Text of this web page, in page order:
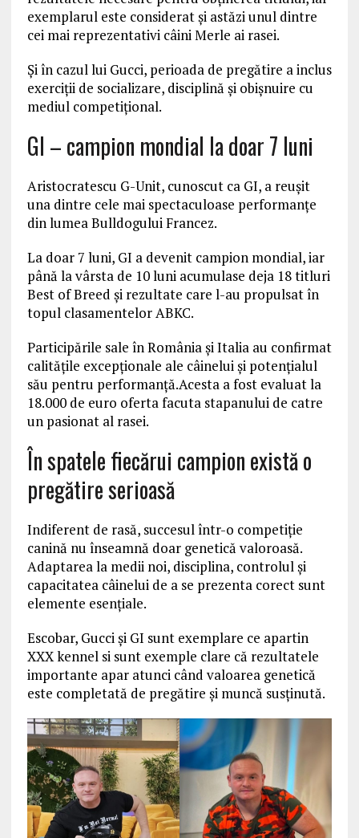
exemplarul este considerat și astăzi unul dintre
cei mai reprezentativi câini Merle ai rasei.
Și în cazul lui Gucci, perioada de pregătire a inclus
exerciții de socializare, disciplină și obișnuire cu
mediul competițional.
GI – campion mondial la doar 7 luni
Aristocratescu G-Unit, cunoscut ca GI, a reușit
una dintre cele mai spectaculoase performanțe
din lumea Bulldogului Francez.
La doar 7 luni, GI a devenit campion mondial, iar
până la vârsta de 10 luni acumulase deja 18 titluri
Best of Breed și rezultate care l-au propulsat în
topul clasamentelor ABKC.
Participările sale în România și Italia au confirmat
calitățile excepționale ale câinelui și potențialul
său pentru performanță.Acesta a fost evaluat la
18.000 de euro oferta facuta stapanului de catre
un pasionat al rasei.
În spatele fiecărui campion există o
pregătire serioasă
Indiferent de rasă, succesul într-o competiție
canină nu înseamnă doar genetică valoroasă.
Adaptarea la medii noi, disciplina, controlul și
capacitatea câinelui de a se prezenta corect sunt
elemente esențiale.
Escobar, Gucci și GI sunt exemplare ce apartin
XXX kennel si sunt exemple clare că rezultatele
importante apar atunci când valoarea genetică
este completată de pregătire și muncă susținută.